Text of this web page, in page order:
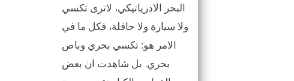
البحر الادرياتيكي، لاترى تكسي
ولا سيارة ولا حافلة، فكل ما في
الامر هو: تكسي بحري وباص
بحري. بل شاهدت ان بعض